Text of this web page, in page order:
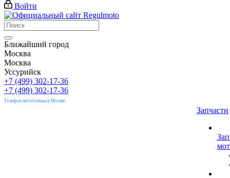
Войти
Ближайший город
Москва
Москва
Уссурийск
+7 (499) 302-17-36
+7 (499) 302-17-36
Телефон мотосалона в Москве
Запчасти